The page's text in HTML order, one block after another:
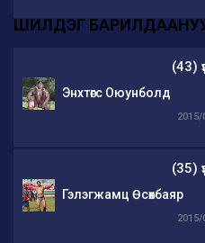
ШИЛДЭГ
(43)
Энхтөгс Оюунболд
2015/
(35)
Гэлэгжамц Өсөхбаяр
2015/